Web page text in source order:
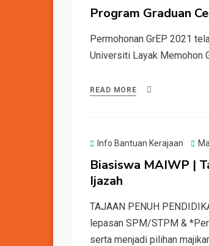
Program Graduan
Permohonan GrEP 2021
Universiti Layak Memohon
READ MORE
Info Bantuan Kerajaan
Biasiswa MAIWP |
Ijazah
TAJAAN PENUH
lepasan SPM/STPM &
serta menjadi pilihan